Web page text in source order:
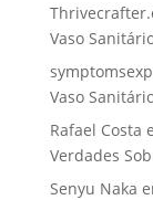
Vaso
Vaso
Rafael Costa
Verdades
Senyu Naka